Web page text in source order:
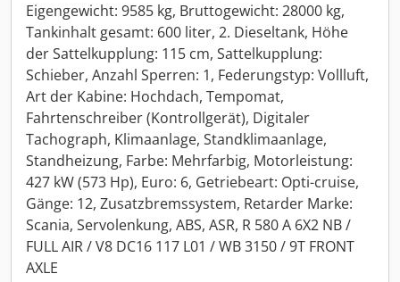
Eigengewicht: 9585 kg, Bruttogewicht: 28000 kg,
Tankinhalt gesamt: 600 liter, 2. Dieseltank, Höhe
der Sattelkupplung: 115 cm, Sattelkupplung:
Schieber, Anzahl Sperren: 1, Federungstyp: Vollluft,
Art der Kabine: Hochdach, Tempomat,
Fahrtenschreiber (Kontrollgerät), Digitaler
Tachograph, Klimaanlage, Standklimaanlage,
Standheizung, Farbe: Mehrfarbig, Motorleistung:
427 kW (573 Hp), Euro: 6, Getriebeart: Opti-cruise,
Gänge: 12, Zusatzbremssystem, Retarder Marke:
Scania, Servolenkung, ABS, ASR, R 580 A 6X2 NB /
FULL AIR / V8 DC16 117 L01 / WB 3150 / 9T FRONT
AXLE